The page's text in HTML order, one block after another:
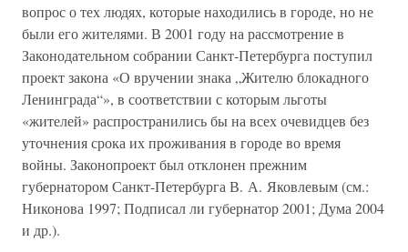
вопрос о тех людях, которые находились в городе, но не
были его жителями. В 2001 году на рассмотрение в
Законодательном собрании Санкт-Петербурга поступил
проект закона «О вручении знака „Жителю блокадного
Ленинграда“», в соответствии с которым льготы
«жителей» распространились бы на всех очевидцев без
уточнения срока их проживания в городе во время
войны. Законопроект был отклонен прежним
губернатором Санкт-Петербурга В. А. Яковлевым (см.:
Никонова 1997; Подписал ли губернатор 2001; Дума 2004
и др.).